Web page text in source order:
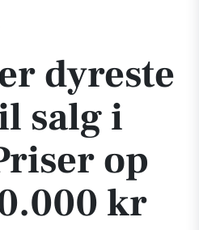
salg i Harlev. Priser op til 30.000.000 kr
dyreste
salg i
op
kr